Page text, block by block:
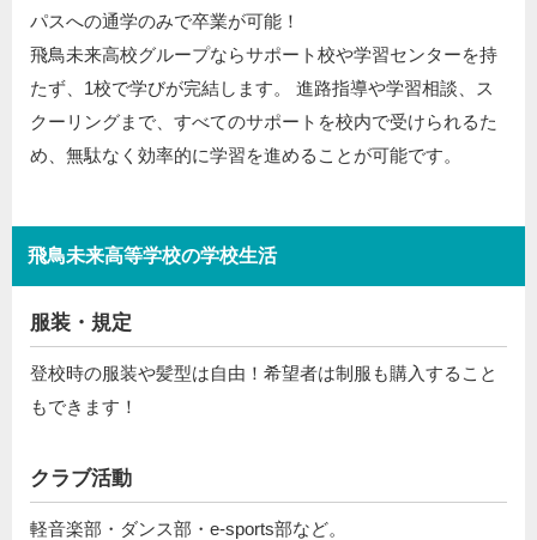
パスへの通学のみで卒業が可能！
飛鳥未来高校グループならサポート校や学習センターを持
たず、1校で学びが完結します。 進路指導や学習相談、ス
クーリングまで、すべてのサポートを校内で受けられるた
め、無駄なく効率的に学習を進めることが可能です。
飛鳥未来高等学校の学校生活
服装・規定
登校時の服装や髪型は自由！希望者は制服も購入すること
もできます！
クラブ活動
軽音楽部・ダンス部・e-sports部など。